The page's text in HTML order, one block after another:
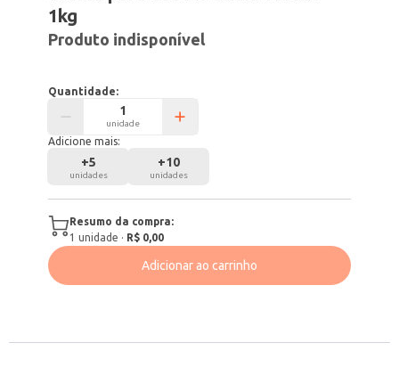
1kg
Produto indisponível
Quantidade:
unidade
Adicione mais:
+5
unidades
+10
unidades
Resumo da compra:
1 unidade · R$ 0,00
Adicionar ao carrinho